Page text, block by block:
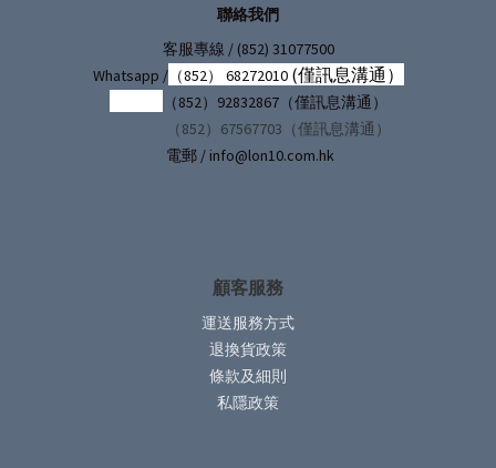
聯絡我們
客服專線 / (852) 31077500
Whatsapp /（852） 68272010 (僅訊息溝通）
（852）92832867（僅訊息溝通）
（852）67567703（僅訊息溝通）
電郵 / info@lon10.com.hk
顧客服務
運送服務方式
退換貨政策
條款及細則
私隱政策